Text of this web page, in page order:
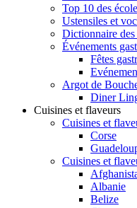
Top 10 des
Ustensiles et
Dictionnaire des
Événements
Fêtes
Argot de
Diner
Cuisines et flaveurs
Cuisines et
Corse
Cuisines et
Albanie
Belize